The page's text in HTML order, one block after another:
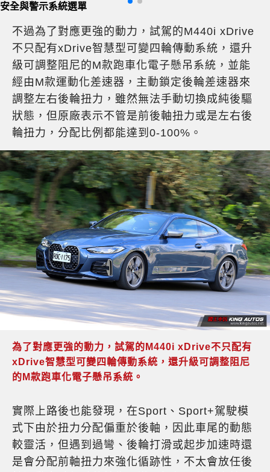
自動倒車輔助系統
不過為了對應更強的動力，試駕的M440i xDrive
不只配有xDrive智慧型可變四輪傳動系統，還升
級可調整阻尼的M款跑車化電子懸吊系統，並能
經由M款運動化差速器，主動鎖定後輪差速器來
調整左右後輪扭力，雖然無法手動切換成純後驅
狀態，但原廠表示不管是前後軸扭力或是左右後
輪扭力，分配比例都能達到0-100%。
為了對應更強的動力，試駕的M440i xDrive不只配有
xDrive智慧型可變四輪傳動系統，還升級可調整阻尼
的M款跑車化電子懸吊系統。
實際上路後也能發現，在Sport、Sport+駕駛模
式下由於扭力分配偏重於後軸，因此車尾的動態
較靈活，但遇到過彎、後輪打滑或起步加速時還
是會分配前軸扭力來強化循跡性，不太會放任後